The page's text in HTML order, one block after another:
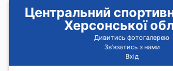
Центральний
Херсонської
Дивитись фотогалерею
Зв'язатись з нами
Вхід